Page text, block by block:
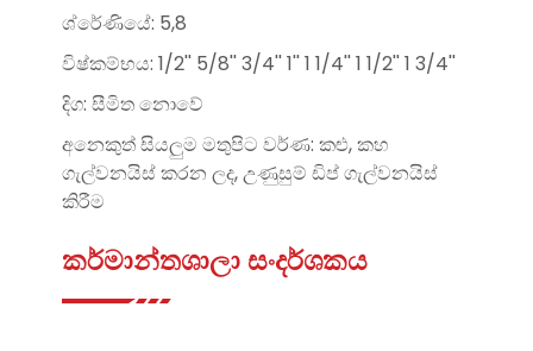
ශ්රේණියේ: 5,8
විෂ්කම්භය: 1/2'' 5/8'' 3/4'' 1'' 1 1/4'' 1 1/2'' 1 3/4''
දිග: සීමිත නොවේ
අනෙකුත් සියලුම මතුපිට වර්ණ: කළු, කහ
ගැල්වනයිස් කරන ලද, උණුසුම් ඩිප් ගැල්වනයිස්
කිරීම
කර්මාන්තශාලා සංදර්ශකය